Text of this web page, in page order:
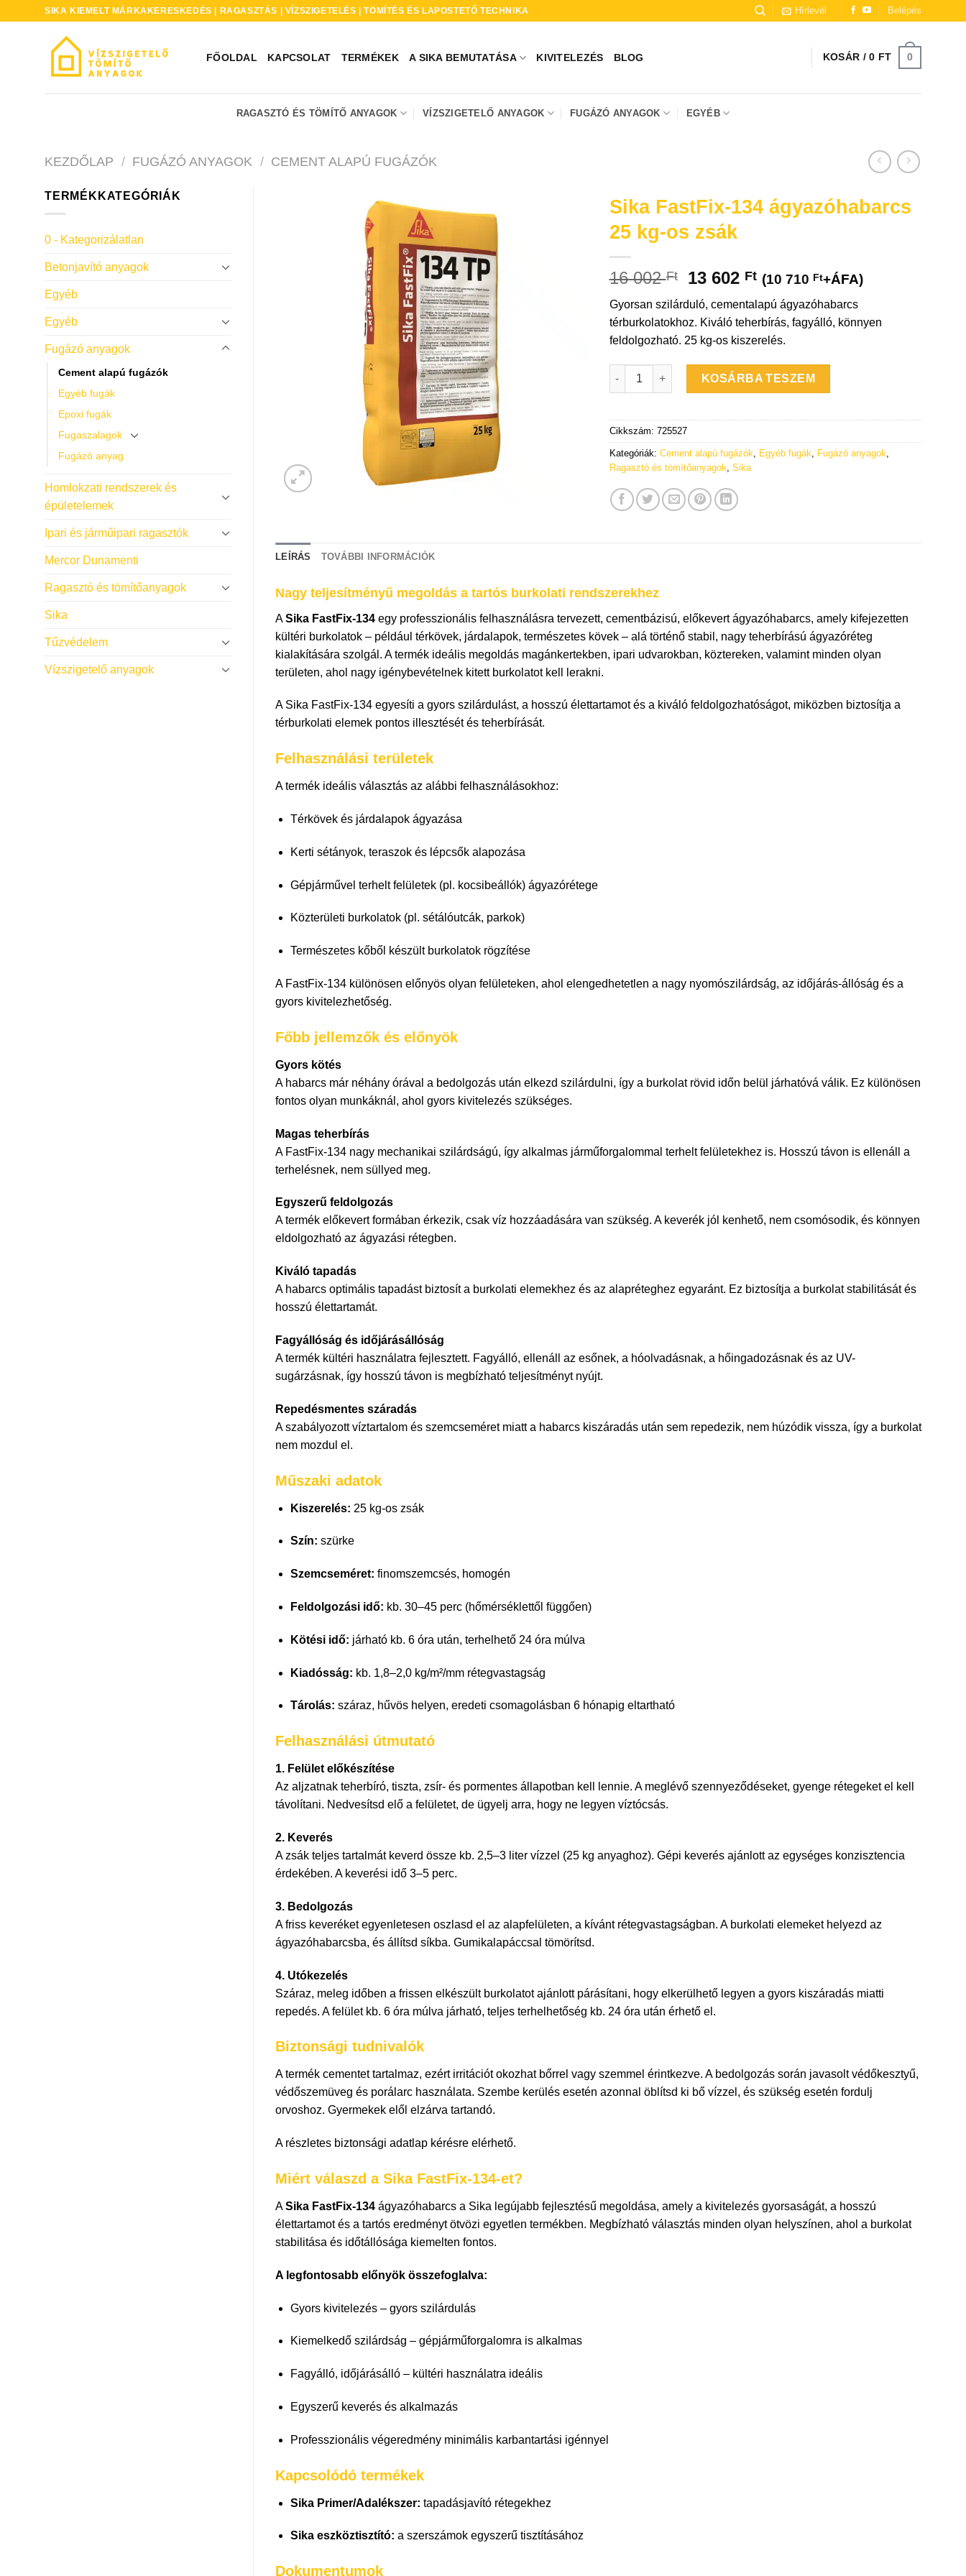
SIKA KIEMELT MÁRKAKERESKEDÉS | RAGASZTÁS | VÍZSZIGETELÉS | TÖMÍTÉS ÉS LAPOSTETŐ TECHNIKA Hírlevél Belépés
FŐOLDAL KAPCSOLAT TERMÉKEK A SIKA BEMUTATÁSA KIVITELEZÉS BLOG KOSÁR /0 FT 0
RAGASZTÓ ÉS TÖMÍTŐ ANYAGOK VÍZSZIGETELŐ ANYAGOK FUGÁZÓ ANYAGOK EGYÉB
KEZDŐLAP / FUGÁZÓ ANYAGOK / CEMENT ALAPÚ FUGÁZÓK
TERMÉKKATEGÓRIÁK
0 - Kategorizálatlan
Betonjavító anyagok
Egyéb
Egyéb
Fugázó anyagok
Cement alapú fugázók
Egyéb fugák
Epoxi fugák
Fugaszalagok
Fugázó anyag
Homlokzati rendszerek és
épületelemek
Ipari és járműipari ragasztók
Mercor Dunamenti
Ragasztó és tömítőanyagok
Sika
Tűzvédelem
Vízszigetelő anyagok
* A termékképeknél előfordulhat, hogy mesterséges intelligencia (AI) segítségével
készültek.Sika FastFix-134 ágyazóhabarcs
25 kg-os zsák
16 002Ft 13 602 Ft (10 710 Ft+ÁFA)
Gyorsan szilárduló, cementalapú ágyazóhabarcs
térburkolatokhoz. Kiváló teherbírás, fagyálló, könnyen
feldolgozható. 25 kg-os kiszerelés.
Sika FastFix-134 ágyazóhabarcs 25 kg-os zsák mennyiség
KOSÁRBA TESZEM
Cikkszám: 725527
Kategóriák: Cement alapú fugázók Egyéb fugák Fugázó anyagok
Ragasztó és tömítőanyagok Sika
LEÍRÁS TOVÁBBI INFORMÁCIÓK
Nagy teljesítményű megoldás a tartós burkolati rendszerekhez
ASika FastFix-134 egy professzionális felhasználásra tervezett, cementbázisú, előkevert ágyazóhabarcs, amely kifejezetten
kültéri burkolatok – például térkövek, járdalapok, természetes kövek – alá történő stabil, nagy teherbírású ágyazóréteg
kialakítására szolgál. A termék ideális megoldás magánkertekben, ipari udvarokban, köztereken, valamint minden olyan
területen, ahol nagy igénybevételnek kitett burkolatot kell lerakni.
A Sika FastFix-134 egyesíti a gyors szilárdulást, a hosszú élettartamot és a kiváló feldolgozhatóságot, miközben biztosítja a
térburkolati elemek pontos illesztését és teherbírását.
Felhasználási területek
A termék ideális választás az alábbi felhasználásokhoz:
Térkövek és járdalapok ágyazása
Kerti sétányok, teraszok és lépcsők alapozása
Gépjárművel terhelt felületek (pl. kocsibeállók) ágyazórétege
Közterületi burkolatok (pl. sétálóutcák, parkok)
Természetes kőből készült burkolatok rögzítése
A FastFix-134 különösen előnyös olyan felületeken, ahol elengedhetetlen a nagy nyomószilárdság, az időjárás-állóság és a
gyors kivitelezhetőség.
Főbb jellemzők és előnyök
Gyors kötés
A habarcs már néhány órával a bedolgozás után elkezd szilárdulni, így a burkolat rövid időn belül járhatóvá válik. Ez különösen
fontos olyan munkáknál, ahol gyors kivitelezés szükséges.
Magas teherbírás
A FastFix-134 nagy mechanikai szilárdságú, így alkalmas járműforgalommal terhelt felületekhez is. Hosszú távon is ellenáll a
terhelésnek, nem süllyed meg.
Egyszerű feldolgozás
A termék előkevert formában érkezik, csak víz hozzáadására van szükség. A keverék jól kenhető, nem csomósodik, és könnyen
eldolgozható az ágyazási rétegben.
Kiváló tapadás
A habarcs optimális tapadást biztosít a burkolati elemekhez és az alapréteghez egyaránt. Ez biztosítja a burkolat stabilitását és
hosszú élettartamát.
Fagyállóság és időjárásállóság
A termék kültéri használatra fejlesztett. Fagyálló, ellenáll az esőnek, a hóolvadásnak, a hőingadozásnak és az UV-
sugárzásnak, így hosszú távon is megbízható teljesítményt nyújt.
Repedésmentes száradás
A szabályozott víztartalom és szemcseméret miatt a habarcs kiszáradás után sem repedezik, nem húzódik vissza, így a burkolat
nem mozdul el.
Műszaki adatok
Kiszerelés: 25 kg-os zsák
Szín: szürke
Szemcseméret: finomszemcsés, homogén
Feldolgozási idő: kb. 30–45 perc (hőmérséklettől függően)
Kötési idő: járható kb. 6 óra után, terhelhető 24 óra múlva
Kiadósság: kb. 1,8–2,0 kg/m²/mm rétegvastagság
Tárolás: száraz, hűvös helyen, eredeti csomagolásban 6 hónapig eltartható
Felhasználási útmutató
1. Felület előkészítése
Az aljzatnak teherbíró, tiszta, zsír- és pormentes állapotban kell lennie. A meglévő szennyeződéseket, gyenge rétegeket el kell
távolítani. Nedvesítsd elő a felületet, de ügyelj arra, hogy ne legyen víztócsás.
2. Keverés
A zsák teljes tartalmát keverd össze kb. 2,5–3 liter vízzel (25 kg anyaghoz). Gépi keverés ajánlott az egységes konzisztencia
érdekében. A keverési idő 3–5 perc.
3. Bedolgozás
A friss keveréket egyenletesen oszlasd el az alapfelületen, a kívánt rétegvastagságban. A burkolati elemeket helyezd az
ágyazóhabarcsba, és állítsd síkba. Gumikalapáccsal tömörítsd.
4. Utókezelés
Száraz, meleg időben a frissen elkészült burkolatot ajánlott párásítani, hogy elkerülhető legyen a gyors kiszáradás miatti
repedés. A felület kb. 6 óra múlva járható, teljes terhelhetőség kb. 24 óra után érhető el.
Biztonsági tudnivalók
A termék cementet tartalmaz, ezért irritációt okozhat bőrrel vagy szemmel érintkezve. A bedolgozás során javasolt védőkesztyű,
védőszemüveg és porálarc használata. Szembe kerülés esetén azonnal öblítsd ki bő vízzel, és szükség esetén fordulj
orvoshoz. Gyermekek elől elzárva tartandó.
A részletes biztonsági adatlap kérésre elérhető.
Miért válaszd a Sika FastFix-134-et?
ASika FastFix-134 ágyazóhabarcs a Sika legújabb fejlesztésű megoldása, amely a kivitelezés gyorsaságát, a hosszú
élettartamot és a tartós eredményt ötvözi egyetlen termékben. Megbízható választás minden olyan helyszínen, ahol a burkolat
stabilitása és időtállósága kiemelten fontos.
A legfontosabb előnyök összefoglalva:
Gyors kivitelezés – gyors szilárdulás
Kiemelkedő szilárdság – gépjárműforgalomra is alkalmas
Fagyálló, időjárásálló – kültéri használatra ideális
Egyszerű keverés és alkalmazás
Professzionális végeredmény minimális karbantartási igénnyel
Kapcsolódó termékek
Sika Primer/Adalékszer: tapadásjavító rétegekhez
Sika eszköztisztító: a szerszámok egyszerű tisztításához
Dokumentumok